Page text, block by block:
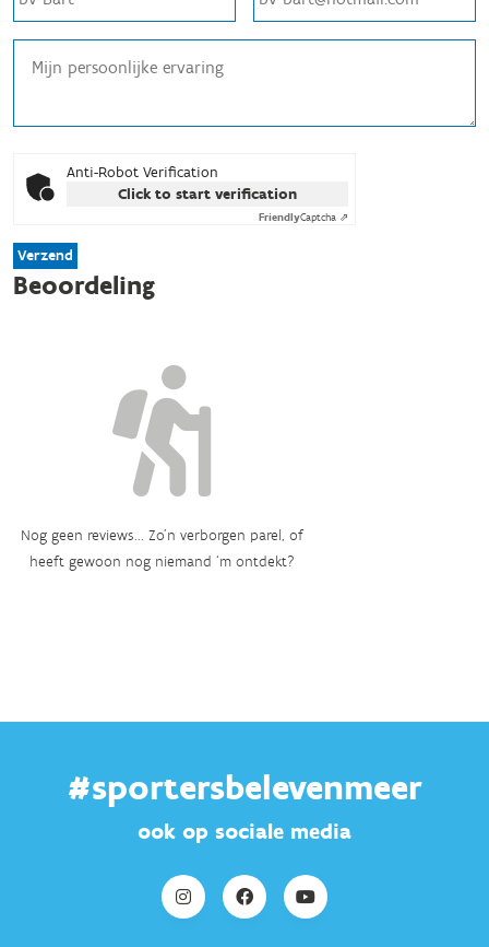
Anti-Robot Verification
Click to start verification
FriendlyCaptcha ⇗
Verzend
Beoordeling
Nog geen reviews... Zo’n verborgen parel, of
heeft gewoon nog niemand ‘m ontdekt?
#sportersbelevenmeer
ook op sociale media